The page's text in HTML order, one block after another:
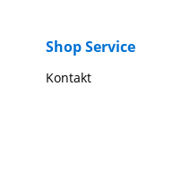
Shop Service
Kontakt